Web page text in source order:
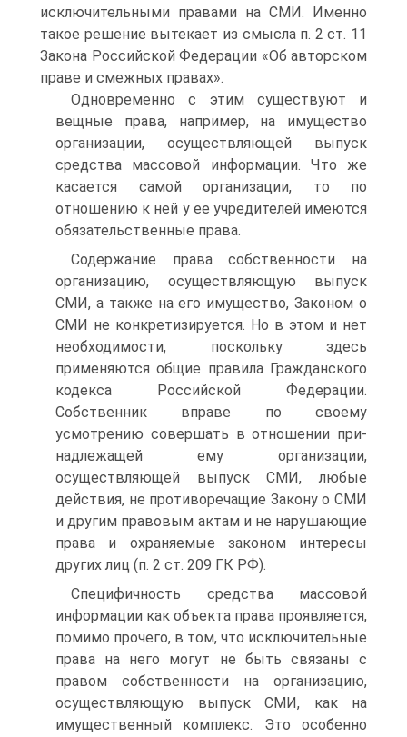
исключительными правами на СМИ. Именно
такое решение вытекает из смысла п. 2 ст. 11
Закона Российской Федерации «Об авторском
праве и смеж­ных правах».
Одновременно с этим существуют и
вещные права, на­пример, на имущество
организации, осуществляющей вы­пуск
средства массовой информации. Что же
касается са­мой организации, то по
отношению к ней у ее учредителей имеются
обязательственные права.
Содержание права собственности на
организацию, осуще­ствляющую выпуск
СМИ, а также на его имущество, Зако­ном о
СМИ не конкретизируется. Но в этом и нет
необходи­мости, поскольку здесь
применяются общие правила Гражданского
кодекса Российской Федерации.
Собственник вправе по своему
усмотрению совершать в отношении при­
надлежащей ему организации,
осуществляющей выпуск СМИ, любые
действия, не противоречащие Закону о СМИ
и другим правовым актам и не нарушающие
права и охраняе­мые законом интересы
других лиц (п. 2 ст. 209 ГК РФ).
Специфичность средства массовой
информации как объекта права проявляется,
помимо прочего, в том, что исключительные
права на него могут не быть связаны с
правом собственности на организацию,
осуществляющую выпуск СМИ, как на
имущественный комплекс. Это особен­но